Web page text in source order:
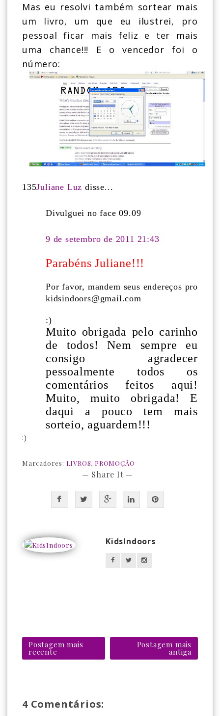
Mas eu resolvi também sortear mais
um livro, um que eu ilustrei, pro
pessoal ficar mais feliz e ter mais
uma chance!!! E o vencedor foi o
número:
135Juliane Luz disse...
Divulguei no face 09.09
9 de setembro de 2011 21:43
Parabéns Juliane!!!
Por favor, mandem seus endereços pro
kidsindoors@gmail.com
:)
Muito obrigada pelo carinho
de todos! Nem sempre eu
consigo agradecer
pessoalmente todos os
comentários feitos aqui!
Muito, muito obrigada! E
daqui a pouco tem mais
sorteio, aguardem!!!
:)
Marcadores: LIVROS, PROMOÇÃO
— Share It —
KidsIndoors
Postagem mais
recente
Postagem mais
antiga
4 Comentários: